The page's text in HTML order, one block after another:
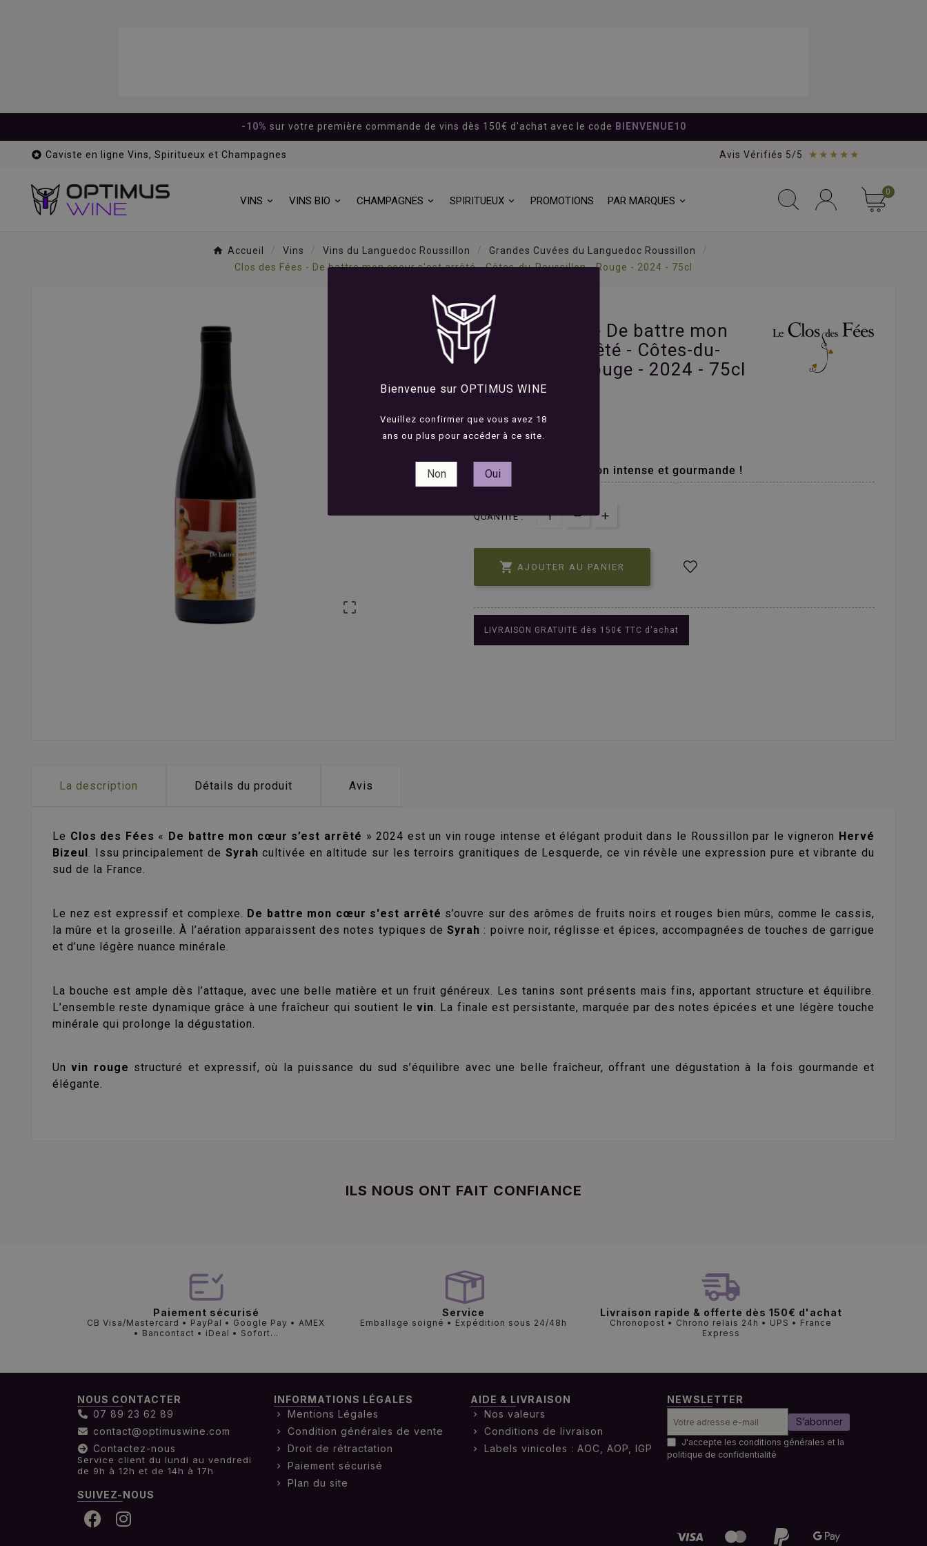
Bienvenue sur OPTIMUS WINE
Veuillez confirmer que vous avez 18
ans ou plus pour accéder à ce site.
Non Oui
-10% sur votre première commande de vins dès 150€ d'achat avec le code BIENVENUE10
 Caviste en ligne Vins, Spiritueux et Champagnes Avis Vérifiés 5/5 ★★★★★
VINS VINS BIO CHAMPAGNES SPIRITUEUX PROMOTIONS PAR MARQUES
0
Accueil Vins Vins du Languedoc Roussillon
Grandes Cuvées du Languedoc Roussillon
Clos des Fées - De battre mon coeur s'est arrêté - Côtes-du-Roussillon - Rouge - 2024 - 75cl

Clos des Fées - De battre mon
coeur s'est arrêté - Côtes-du-
Roussillon - Rouge - 2024 - 75cl
20,00 € TTC
Une Syrah du Roussillon intense et gourmande !
QUANTITÉ :
 AJOUTER AU PANIER
LIVRAISON GRATUITE dès 150€ TTC d'achat
La description Détails du produit Avis
Le Clos des Fées « De battre mon cœur s’est arrêté » 2024 est un vin rouge intense et élégant produit dans le Roussillon par le vigneron Hervé
Bizeul . Issu principalement de Syrah cultivée en altitude sur les terroirs granitiques de Lesquerde, ce vin révèle une expression pure et vibrante du
sud de la France.
Le nez est expressif et complexe. De battre mon cœur s'est arrêté s’ouvre sur des arômes de fruits noirs et rouges bien mûrs, comme le cassis,
la mûre et la groseille. À l’aération apparaissent des notes typiques deSyrah : poivre noir, réglisse et épices, accompagnées de touches de garrigue
et d’une légère nuance minérale.
La bouche est ample dès l’attaque, avec une belle matière et un fruit généreux. Les tanins sont présents mais fins, apportant structure et équilibre.
L’ensemble reste dynamique grâce à une fraîcheur qui soutient le vin . La finale est persistante, marquée par des notes épicées et une légère touche
minérale qui prolonge la dégustation.
Unvin rouge structuré et expressif, où la puissance du sud s’équilibre avec une belle fraîcheur, offrant une dégustation à la fois gourmande et
élégante.
ILS NOUS ONT FAIT CONFIANCE
Paiement sécurisé
CB Visa/Mastercard • PayPal • Google Pay • AMEX
• Bancontact • iDeal • Sofort...
Service
Emballage soigné • Expédition sous 24/48h
Livraison rapide & offerte dès 150€ d'achat
Chronopost • Chrono relais 24h • UPS • France
Express
NOUS CONTACTER
07 89 23 62 89
contact@optimuswine.com
Contactez-nous
Service client du lundi au vendredi
de 9h à 12h et de 14h à 17h
SUIVEZ-NOUS
INFORMATIONS LÉGALES
Mentions Légales
Condition générales de vente
Droit de rétractation
Paiement sécurisé
Plan du site
AIDE & LIVRAISON
Nos valeurs
Conditions de livraison
Labels vinicoles : AOC, AOP, IGP
NEWSLETTER
S’abonner
J'accepte les conditions générales et la
politique de confidentialité